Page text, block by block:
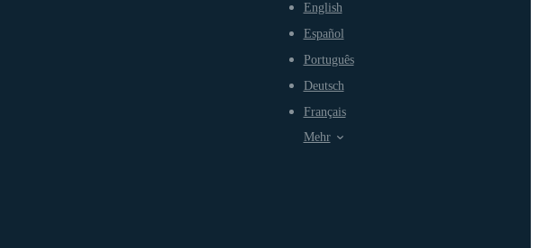
English
Español
Português
Deutsch
Français
Mehr